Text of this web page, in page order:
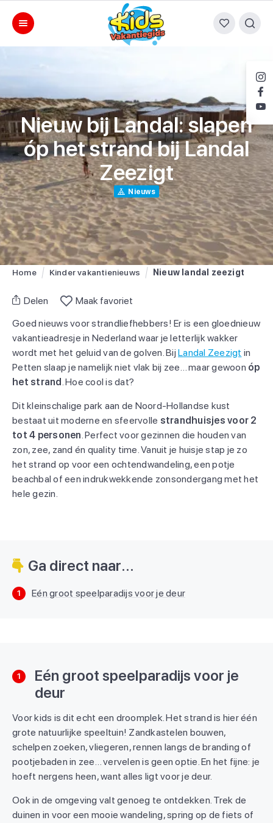
Nieuw bij Landal: slapen
óp het strand bij Landal
Zeezigt
Nieuws
Home Kinder vakantienieuws Nieuw landal zeezigt
Delen
Maak favoriet
Goed nieuws voor strandliefhebbers! Er is een gloednieuw
vakantieadresje in Nederland waar je letterlijk wakker
wordt met het geluid van de golven. Bij Landal Zeezigt in
Petten slaap je namelijk niet vlak bij zee… maar gewoon óp
het strand . Hoe cool is dat?
Dit kleinschalige park aan de Noord-Hollandse kust
bestaat uit moderne en sfeervolle strandhuisjes voor 2
tot 4 personen. Perfect voor gezinnen die houden van
zon, zee, zand én quality time. Vanuit je huisje stap je zo
het strand op voor een ochtendwandeling, een potje
beachbal of een indrukwekkende zonsondergang met het
hele gezin.
Ga direct naar...
1 Eén groot speelparadijs voor je deur
1
Eén groot speelparadijs voor je
deur
Voor kids is dit echt een droomplek. Het strand is hier één
grote natuurlijke speeltuin! Zandkastelen bouwen,
schelpen zoeken, vliegeren, rennen langs de branding of
pootjebaden in zee… vervelen is geen optie. En het fijne: je
hoeft nergens heen, want alles ligt voor je deur.
Ook in de omgeving valt genoeg te ontdekken. Trek de
duinen in voor een mooie wandeling, spring op de fiets of